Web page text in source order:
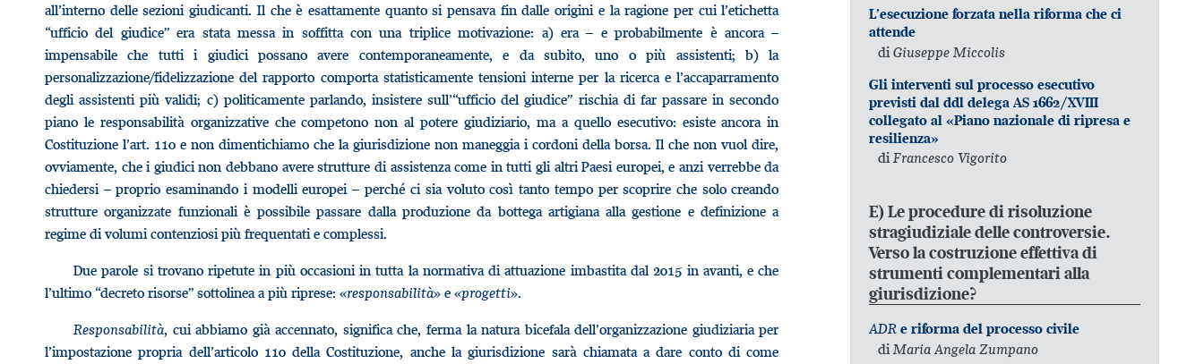
all’interno delle sezioni giudicanti. Il che è esattamente quanto si pensava fin dalle origini e la ragione per cui l’etichetta
“ufficio del giudice” era stata messa in soffitta con una triplice motivazione: a) era – e probabilmente è ancora –
impensabile che tutti i giudici possano avere contemporaneamente, e da subito, uno o più assistenti; b) la
personalizzazione/fidelizzazione del rapporto comporta statisticamente tensioni interne per la ricerca e l’accaparramento
degli assistenti più validi; c) politicamente parlando, insistere sull’“ufficio del giudice” rischia di far passare in secondo
piano le responsabilità organizzative che competono non al potere giudiziario, ma a quello esecutivo: esiste ancora in
Costituzione l’art. 110 e non dimentichiamo che la giurisdizione non maneggia i cordoni della borsa. Il che non vuol dire,
ovviamente, che i giudici non debbano avere strutture di assistenza come in tutti gli altri Paesi europei, e anzi verrebbe da
chiedersi – proprio esaminando i modelli europei – perché ci sia voluto così tanto tempo per scoprire che solo creando
strutture organizzate funzionali è possibile passare dalla produzione da bottega artigiana alla gestione e definizione a
regime di volumi contenziosi più frequentati e complessi.
Due parole si trovano ripetute in più occasioni in tutta la normativa di attuazione imbastita dal 2015 in avanti, e che
l’ultimo “decreto risorse” sottolinea a più riprese: «responsabilità» e «progetti».
Responsabilità, cui abbiamo già accennato, significa che, ferma la natura bicefala dell’organizzazione giudiziaria per
l’impostazione propria dell’articolo 110 della Costituzione, anche la giurisdizione sarà chiamata a dare conto di come
L’esecuzione forzata nella riforma che ci
attende
diGiuseppe Miccolis
Gli interventi sul processo esecutivo
previsti dal ddl delega AS 1662/XVIII
collegato al «Piano nazionale di ripresa e
resilienza»
diFrancesco Vigorito
E) Le procedure di risoluzione
stragiudiziale delle controversie.
Verso la costruzione effettiva di
strumenti complementari alla
giurisdizione?
ADR e riforma del processo civile
diMaria Angela Zumpano